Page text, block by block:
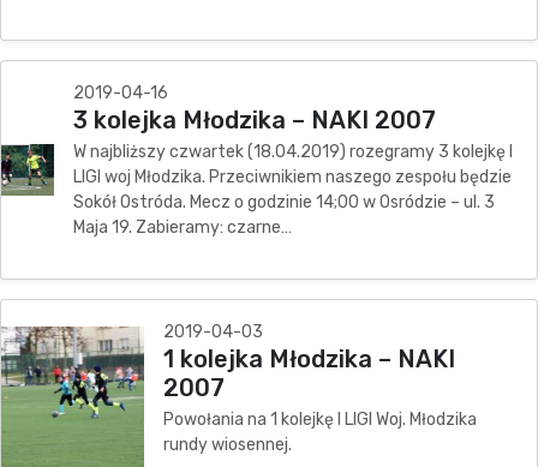
2019-04-16
3 kolejka Młodzika – NAKI 2007
W najbliższy czwartek (18.04.2019) rozegramy 3 kolejkę I
LIGI woj Młodzika. Przeciwnikiem naszego zespołu będzie
Sokół Ostróda. Mecz o godzinie 14;00 w Osródzie – ul. 3
Maja 19. Zabieramy: czarne…
2019-04-03
1 kolejka Młodzika – NAKI
2007
Powołania na 1 kolejkę I LIGI Woj. Młodzika
rundy wiosennej.